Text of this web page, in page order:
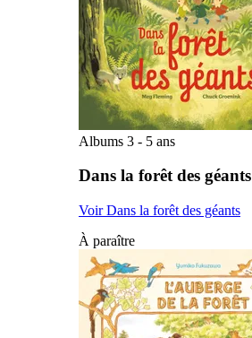
Albums 3 - 5 ans
Dans la forêt des géants
Voir Dans la forêt des géants
À paraître